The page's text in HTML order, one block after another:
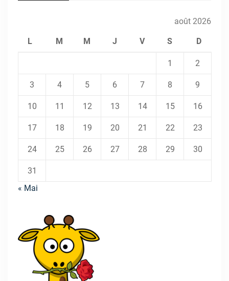
août 2026
L M M J V S D
1 2
3 4 5 6 7 8 9
10 11 12 13 14 15 16
17 18 19 20 21 22 23
24 25 26 27 28 29 30
31
« Mai